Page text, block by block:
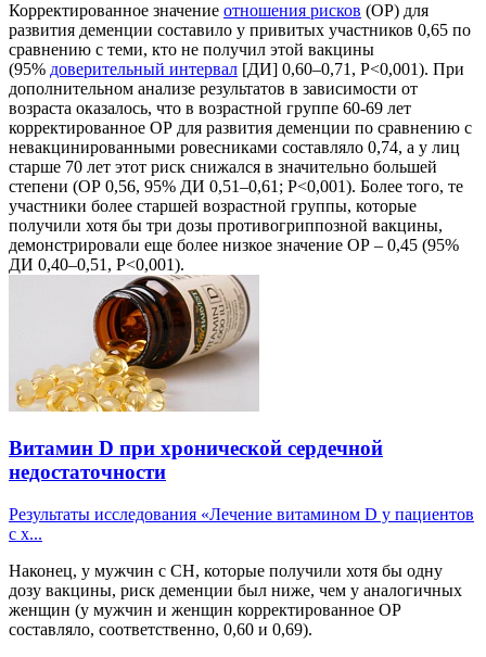
Корректированное значение отношения рисков (ОР) для
развития деменции составило у привитых участников 0,65 по
сравнению с теми, кто не получил этой вакцины
(95% доверительный интервал [ДИ] 0,60–0,71, P<0,001). При
дополнительном анализе результатов в зависимости от
возраста оказалось, что в возрастной группе 60-69 лет
корректированное ОР для развития деменции по сравнению с
невакцинированными ровесниками составляло 0,74, а у лиц
старше 70 лет этот риск снижался в значительно большей
степени (ОР 0,56, 95% ДИ 0,51–0,61; P<0,001). Более того, те
участники более старшей возрастной группы, которые
получили хотя бы три дозы противогриппозной вакцины,
демонстрировали еще более низкое значение ОР – 0,45 (95%
ДИ 0,40–0,51, P<0,001).
Витамин D при хронической сердечной
недостаточности
Результаты исследования «Лечение витамином D у пациентов
с х...
Наконец, у мужчин с СН, которые получили хотя бы одну
дозу вакцины, риск деменции был ниже, чем у аналогичных
женщин (у мужчин и женщин корректированное ОР
составляло, соответственно, 0,60 и 0,69).